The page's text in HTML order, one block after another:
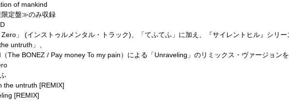
of mankind
定盤≫のみ収録
」 (インストゥルメンタル・トラック)、「てふてふ」に加え、『サイレントヒル』シリ
untruth」、
The BONEZ / Pay money To my pain）による「Unraveling」のリミックス・ヴァージョンを
the untruth [REMIX]
[REMIX]